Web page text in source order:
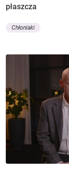
płaszcza
Chłoniaki